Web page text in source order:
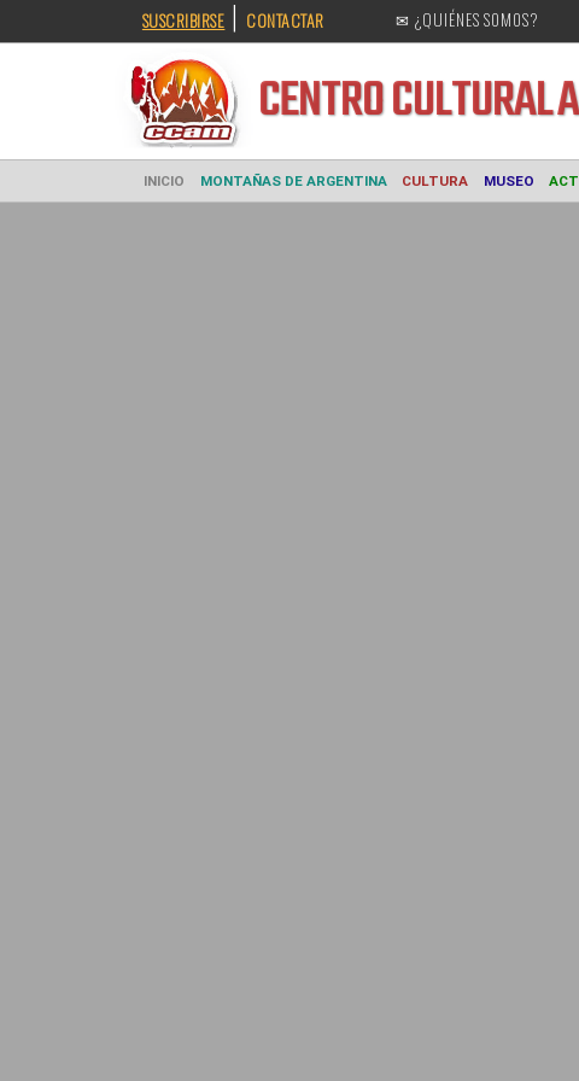
SUSCRIBIRSE | CONTACTAR ✉ ¿QUIÉNES SOMOS?
CENTRO
INICIO MONTAÑAS DE ARGENTINA CULTURA